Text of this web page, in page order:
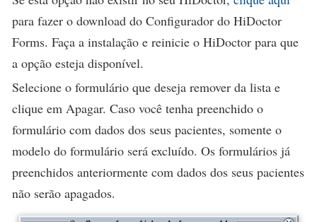
para fazer o download do Configurador do HiDoctor
Forms. Faça a instalação e reinicie o HiDoctor para que
a opção esteja disponível.
Selecione o formulário que deseja remover da lista e
clique em Apagar. Caso você tenha preenchido o
formulário com dados dos seus pacientes, somente o
modelo do formulário será excluído. Os formulários já
preenchidos anteriormente com dados dos seus pacientes
não serão apagados.